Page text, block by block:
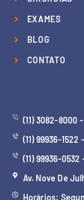
EXAMES
BLOG
CONTATO
(11) 3082-8000
(11) 99936-
(11) 99936-
Av. Nove De
Horários: